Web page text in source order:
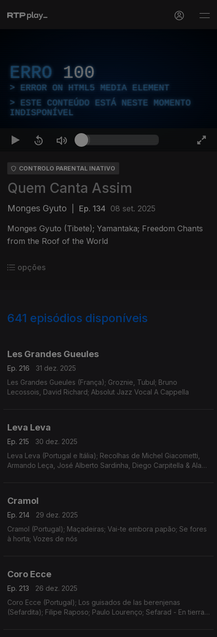
ERRO 100
ERROR ON HTML5 MEDIA ELEMENT
ESTE CONTEÚDO ESTÁ NESTE MOMENTO
INDISPONÍVEL
CONTROLO PARENTAL INATIVO
Quem Canta Assim
Monges Gyuto Ep. 134 08 set. 2025
Monges Gyuto (Tibete); Yamantaka; Freedom Chants
from the Roof of the World
opções
641 episódios disponíveis
Les Grandes Gueules
Ep. 216
31 dez. 2025
Les Grandes Gueules (França); Groznie, Tubul; Bruno
Lecossois, David Richard; Absolut Jazz Vocal A Cappella
Leva Leva
Ep. 215
30 dez. 2025
Leva Leva (Portugal e Itália); Recolhas de Michel Giacometti,
Armando Leça, José Alberto Sardinha, Diego Carpitella & Alan
Cramol
Ep. 214
29 dez. 2025
Cramol (Portugal); Maçadeiras; Vai-te embora papão; Se fores
à horta; Vozes de nós
Coro Ecce
Ep. 213
26 dez. 2025
Coro Ecce (Portugal); Los guisados de las berenjenas
(Sefardita); Filipe Raposo; Paulo Lourenço; Sefarad - En tierras